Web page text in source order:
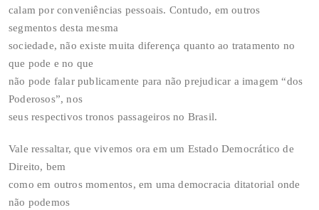
calam por conveniências pessoais. Contudo, em outros
segmentos desta mesma
sociedade, não existe muita diferença quanto ao tratamento no
que pode e no que
não pode falar publicamente para não prejudicar a imagem “dos
Poderosos”, nos
seus respectivos tronos passageiros no Brasil.
Vale ressaltar, que vivemos ora em um Estado Democrático de
Direito, bem
como em outros momentos, em uma democracia ditatorial onde
não podemos